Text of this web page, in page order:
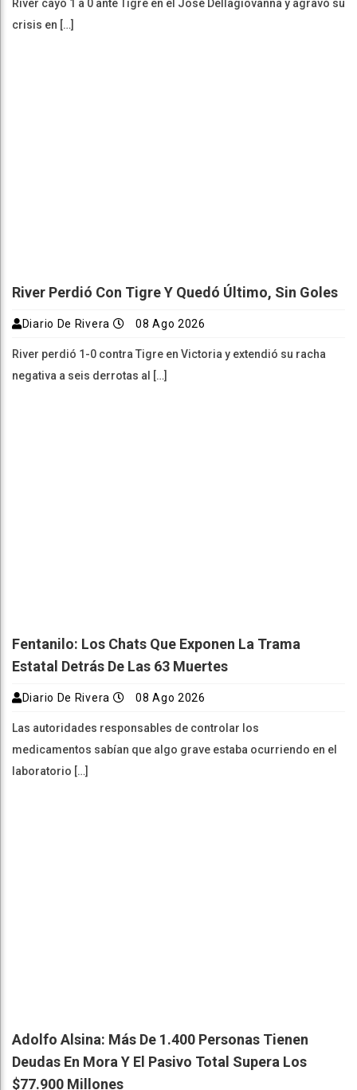
River cayó 1 a 0 ante Tigre en el José Dellagiovanna y agravó su
crisis en […]
River Perdió Con Tigre Y Quedó Último, Sin Goles
Diario De Rivera 08 Ago 2026
River perdió 1-0 contra Tigre en Victoria y extendió su racha
negativa a seis derrotas al […]
Fentanilo: Los Chats Que Exponen La Trama
Estatal Detrás De Las 63 Muertes
Diario De Rivera 08 Ago 2026
Las autoridades responsables de controlar los
medicamentos sabían que algo grave estaba ocurriendo en el
laboratorio […]
Adolfo Alsina: Más De 1.400 Personas Tienen
Deudas En Mora Y El Pasivo Total Supera Los
$77.900 Millones